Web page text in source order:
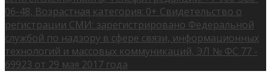
06-48, Возрастная категория: 0+ Свидетельство о
регистрации СМИ: зарегистрировано Федеральной
службой по надзору в сфере связи, информационных
технологий и массовых коммуникаций, ЭЛ № ФС 77 -
69923 от 29 мая 2017 года